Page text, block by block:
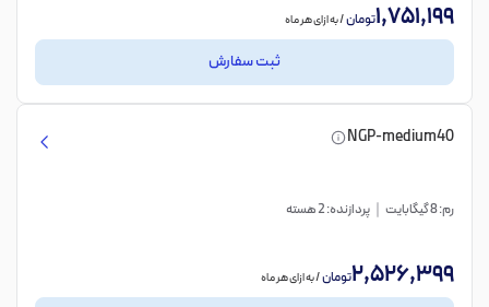
1,751,199تومان/ به ازای هر ماه
ثبت سفارش
NGP-medium40
رم: 8 گیگابایت پردازنده: 2 هسته
2,526,399تومان/ به ازای هر ماه